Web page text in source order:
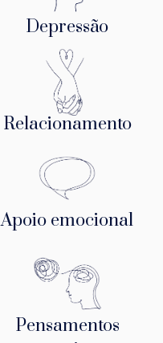
Depressão
Relacionamento
Apoio emocional
Pensamentos